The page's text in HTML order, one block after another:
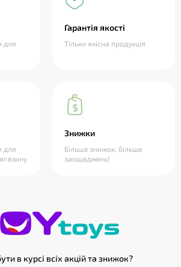
для
Гарантія якості
Тільки якісна продукція
для
Знижки
Більше знижок, більше
заощаджень!
в курсі всіх акцій та знижок?